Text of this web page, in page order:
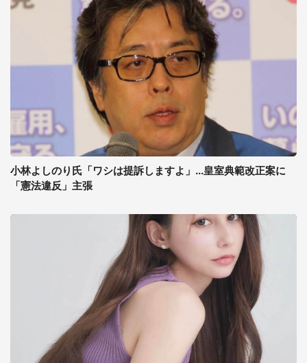
小林よしのり氏「ワシは提訴しますよ」...皇室典範改正案に
「憲法違反」主張